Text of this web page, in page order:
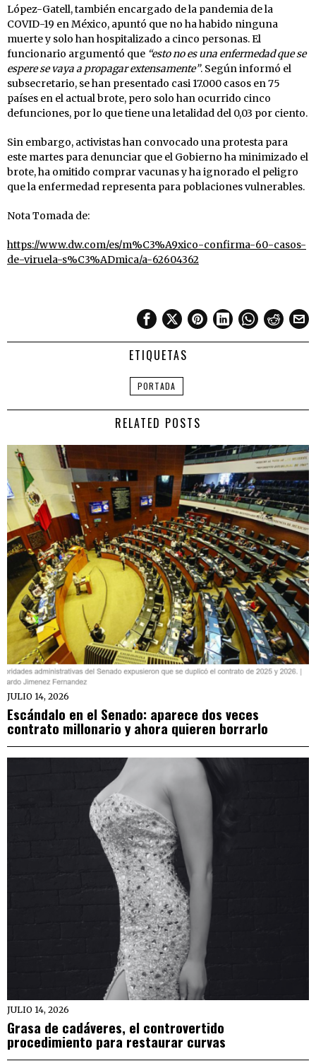
López-Gatell, también encargado de la pandemia de la
COVID-19 en México, apuntó que no ha habido ninguna
muerte y solo han hospitalizado a cinco personas. El
funcionario argumentó que “esto no es una enfermedad que se
espere se vaya a propagar extensamente”. Según informó el
subsecretario, se han presentado casi 17.000 casos en 75
países en el actual brote, pero solo han ocurrido cinco
defunciones, por lo que tiene una letalidad del 0,03 por ciento.
Sin embargo, activistas han convocado una protesta para
este martes para denunciar que el Gobierno ha minimizado el
brote, ha omitido comprar vacunas y ha ignorado el peligro
que la enfermedad representa para poblaciones vulnerables.
Nota Tomada de:
https://www.dw.com/es/m%C3%A9xico-confirma-60-casos-
de-viruela-s%C3%ADmica/a-62604362
ETIQUETAS
PORTADA
RELATED POSTS
JULIO 14, 2026
Escándalo en el Senado: aparece dos veces
contrato millonario y ahora quieren borrarlo
JULIO 14, 2026
Grasa de cadáveres, el controvertido
procedimiento para restaurar curvas